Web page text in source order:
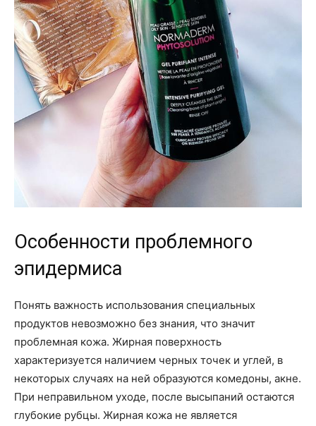
Особенности проблемного
эпидермиса
Понять важность использования специальных
продуктов невозможно без знания, что значит
проблемная кожа. Жирная поверхность
характеризуется наличием черных точек и углей, в
некоторых случаях на ней образуются комедоны, акне.
При неправильном уходе, после высыпаний остаются
глубокие рубцы. Жирная кожа не является